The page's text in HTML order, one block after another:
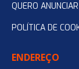
QUERO ANUNCIAR
POLÍTICA DE
ENDEREÇO